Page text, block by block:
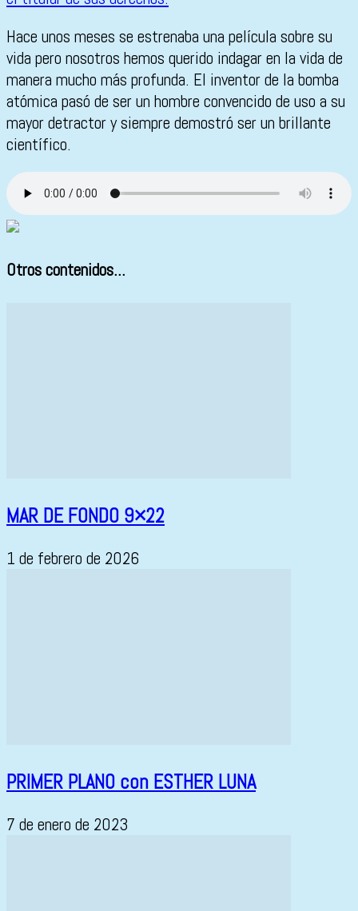
Hace unos meses se estrenaba una película sobre su
vida pero nosotros hemos querido indagar en la vida de
manera mucho más profunda. El inventor de la bomba
atómica pasó de ser un hombre convencido de uso a su
mayor detractor y siempre demostró ser un brillante
científico.
Otros contenidos...
MAR DE FONDO 9×22
1 de febrero de 2026
PRIMER PLANO con ESTHER LUNA
7 de enero de 2023